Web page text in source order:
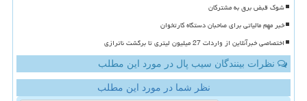
شوک قبض برق به مشترکان
خبر مهم مالیاتی برای صاحبان دستگاه کارتخوان
اختصاصی خبرآنلاین از واردات 27 میلیون لیتری تا برگشت ناترازی
نظرات بینندگان سیب پال در مورد این مطلب
نظر شما در مورد این مطلب